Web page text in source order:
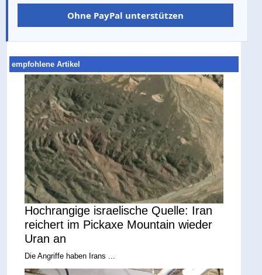
Ohne PayPal unterstützen
empfohlene Artikel
Hochrangige israelische Quelle: Iran
reichert im Pickaxe Mountain wieder
Uran an
Die Angriffe haben Irans ...